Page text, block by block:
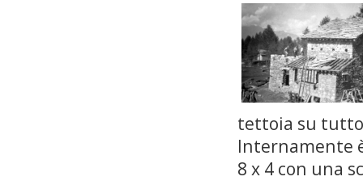
tettoia su tutto
Internamente
8 x 4 con una